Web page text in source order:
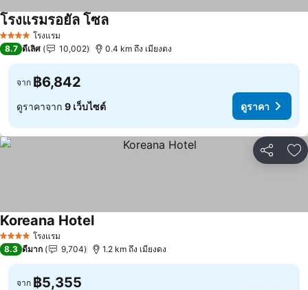
4 ดาว โรงแรม
โรงแรมรอยัล โซล
8.7 ดีเลิศ 10,002 0.4 km ถึง เมียงดง
จาก ฿6,842
ดูราคาจาก 9 เว็บไซต์ ดูราคา
แชร์ เ
4 ดาว โรงแรม
Koreana Hotel
8.3 ดีมาก 9,704 1.2 km ถึง เมียงดง
จาก ฿5,355